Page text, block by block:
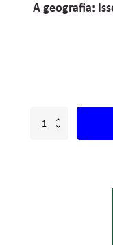
A geografia: